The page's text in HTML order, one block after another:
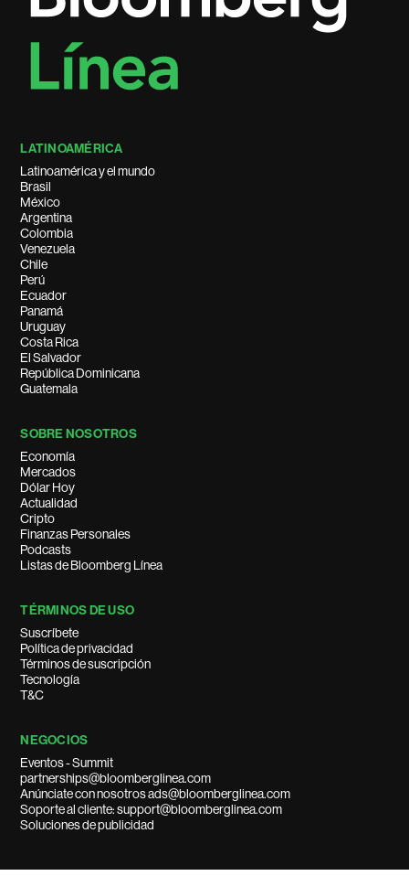
LATINOAMÉRICA
Latinoamérica y el mundo
Brasil
México
Argentina
Colombia
Venezuela
Chile
Perú
Ecuador
Panamá
Uruguay
Costa Rica
El Salvador
República Dominicana
Guatemala
SOBRE NOSOTROS
Economía
Mercados
Dólar Hoy
Actualidad
Cripto
Finanzas Personales
Podcasts
Listas de Bloomberg Línea
TÉRMINOS DE USO
Suscríbete
Política de privacidad
Términos de suscripción
Tecnología
T&C
NEGOCIOS
Eventos - Summit
partnerships@bloomberglinea.com
Anúnciate con nosotros ads@bloomberglinea.com
Soporte al cliente: support@bloomberglinea.com
Soluciones de publicidad